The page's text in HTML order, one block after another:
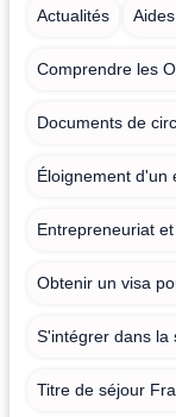
Actualités
Comprendre les
Documents de
Éloignement d'un
Entrepreneuriat
Obtenir un visa
S'intégrer dans la
Titre de séjour